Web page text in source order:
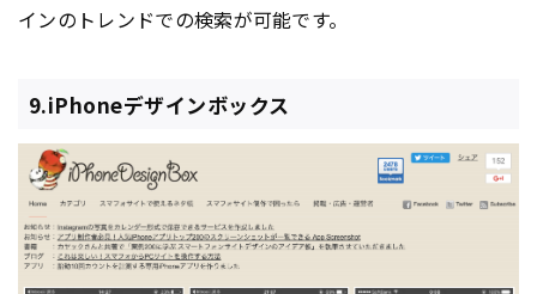
インのトレンドでの検索が可能です。
9.iPhoneデザインボックス